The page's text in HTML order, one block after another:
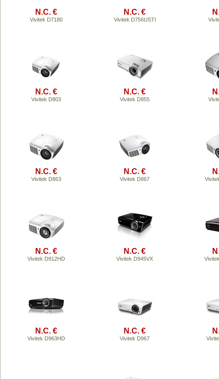
N.C. €
Vivitek D7180
N.C. €
Vivitek D756USTI
N.C. €
Vivitek D803
N.C. €
Vivitek D855
N.C. €
Vivitek D863
N.C. €
Vivitek D867
N.C. €
Vivitek D912HD
N.C. €
Vivitek D945VX
N.C. €
Vivitek D963HD
N.C. €
Vivitek D967